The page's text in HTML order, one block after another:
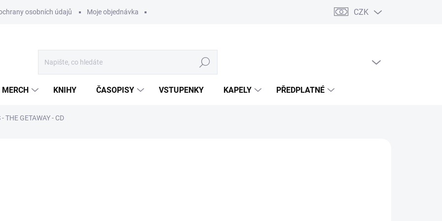
osobních údajů Moje objednávka CZK
Hledat
MERCH KNIHY ČASOPISY VSTUPENKY KAPELY PŘEDPLATNÉ
THE GETAWAY - CD